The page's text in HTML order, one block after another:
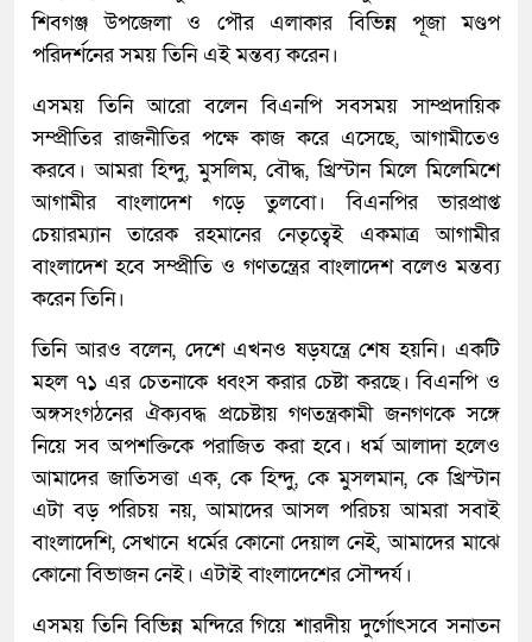
শিবগঞ্জ উপজেলা ও পৌর এলাকার বিভিন্ন পূজা মণ্ডপ
পরিদর্শনের সময় তিনি এই মন্তব্য করেন।
এসময় তিনি আরো বলেন বিএনপি সবসময় সাম্প্রদায়িক
সম্প্রীতির রাজনীতির পক্ষে কাজ করে এসেছে, আগামীতেও
করবে। আমরা হিন্দু, মুসলিম, বৌদ্ধ, খ্রিস্টান মিলে মিলেমিশে
আগামীর বাংলাদেশ গড়ে তুলবো। বিএনপির ভারপ্রাপ্ত
চেয়ারম্যান তারেক রহমানের নেতৃত্বেই একমাত্র আগামীর
বাংলাদেশ হবে সম্প্রীতি ও গণতন্ত্রের বাংলাদেশ বলেও মন্তব্য
করেন তিনি।
তিনি আরও বলেন, দেশে এখনও ষড়যন্ত্রে শেষ হয়নি। একটি
মহল ৭১ এর চেতনাকে ধ্বংস করার চেষ্টা করছে। বিএনপি ও
অঙ্গসংগঠনের ঐক্যবদ্ধ প্রচেষ্টায় গণতন্ত্রকামী জনগণকে সঙ্গে
নিয়ে সব অপশক্তিকে পরাজিত করা হবে। ধর্ম আলাদা হলেও
আমাদের জাতিসত্তা এক, কে হিন্দু, কে মুসলমান, কে খ্রিস্টান
এটা বড় পরিচয় নয়, আমাদের আসল পরিচয় আমরা সবাই
বাংলাদেশি, সেখানে ধর্মের কোনো দেয়াল নেই, আমাদের মাঝে
কোনো বিভাজন নেই। এটাই বাংলাদেশের সৌন্দর্য।
এসময় তিনি বিভিন্ন মন্দিরে গিয়ে শারদীয় দুর্গোৎসবে সনাতন